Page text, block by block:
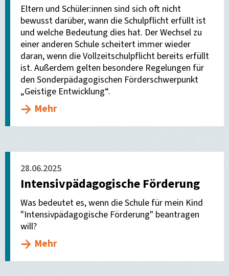
Eltern und Schüler:innen sind sich oft nicht
bewusst darüber, wann die Schulpflicht erfüllt ist
und welche Bedeutung dies hat. Der Wechsel zu
einer anderen Schule scheitert immer wieder
daran, wenn die Vollzeitschulpflicht bereits erfüllt
ist. Außerdem gelten besondere Regelungen für
den Sonderpädagogischen Förderschwerpunkt
„Geistige Entwicklung“.
Mehr
28.06.2025
Intensivpädagogische Förderung
Was bedeutet es, wenn die Schule für mein Kind
"Intensivpädagogische Förderung" beantragen
will?
Mehr